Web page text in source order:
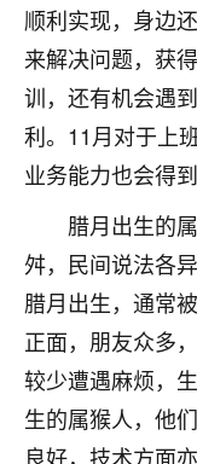
顺利实现，身边
来解决问题，获
训，还有机会遇
利。11月对于上
业务能力也会得到
腊月出生的
舛，民间说法各
腊月出生，通常
正面，朋友众多
较少遭遇麻烦，
生的属猴人，他
良好，技术方面
1天前 来自四川
金白水清
我也想找老
鹿森：慧来
1天前 来自江西
青春168
我也想要，
2天前 来自山西
Jessica李
老师做不做超